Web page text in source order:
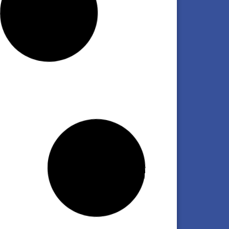
Argentina fortalece la integración
con la visita del ministro de
y Comercio de Paraguay
clic aquí
Chase | «En la era del desapego,
pertenencia es una decisión